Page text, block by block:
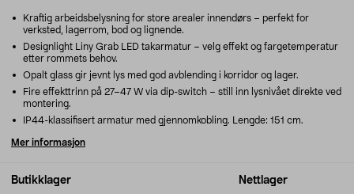
Butikklager Nettlager
Kraftig arbeidsbelysning for store arealer innendørs – perfekt for
verksted, lagerrom, bod og lignende.
Designlight Liny Grab LED takarmatur – velg effekt og fargetemperatur
etter rommets behov.
Opalt glass gir jevnt lys med god avblending i korridor og lager.
Fire effekttrinn på 27–47 W via dip-switch – still inn lysnivået direkte ved
montering.
IP44-klassifisert armatur med gjennomkobling. Lengde: 151 cm.
Mer informasjon